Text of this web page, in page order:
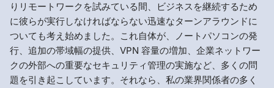
りリモートワークを試みている間、ビジネスを継続するため
に彼らが実行しなければならない迅速なターンアラウンドに
ついても考え始めました。これ自体が、ノートパソコンの発
行、追加の帯域幅の提供、VPN 容量の増加、企業ネットワー
クの外部への重要なセキュリティ管理の実施など、多くの問
題を引き起こしています。それなら、私の業界関係者の多く